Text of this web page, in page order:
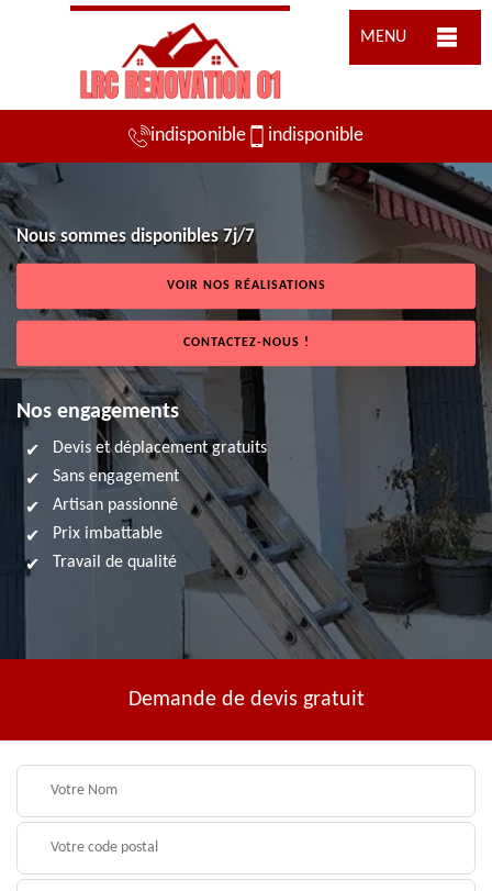
MENU
indisponible indisponible
Nous sommes disponibles 7j/7
VOIR NOS RÉALISATIONS
CONTACTEZ-NOUS !
Nos engagements
Devis et déplacement gratuits
Sans engagement
Artisan passionné
Prix imbattable
Travail de qualité
Demande de devis gratuit